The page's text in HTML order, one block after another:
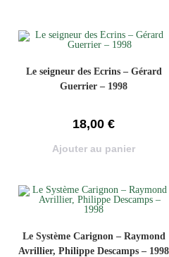
Le seigneur des Ecrins – Gérard
Guerrier – 1998
18,00 €
Ajouter au panier
Le Système Carignon – Raymond
Avrillier, Philippe Descamps – 1998